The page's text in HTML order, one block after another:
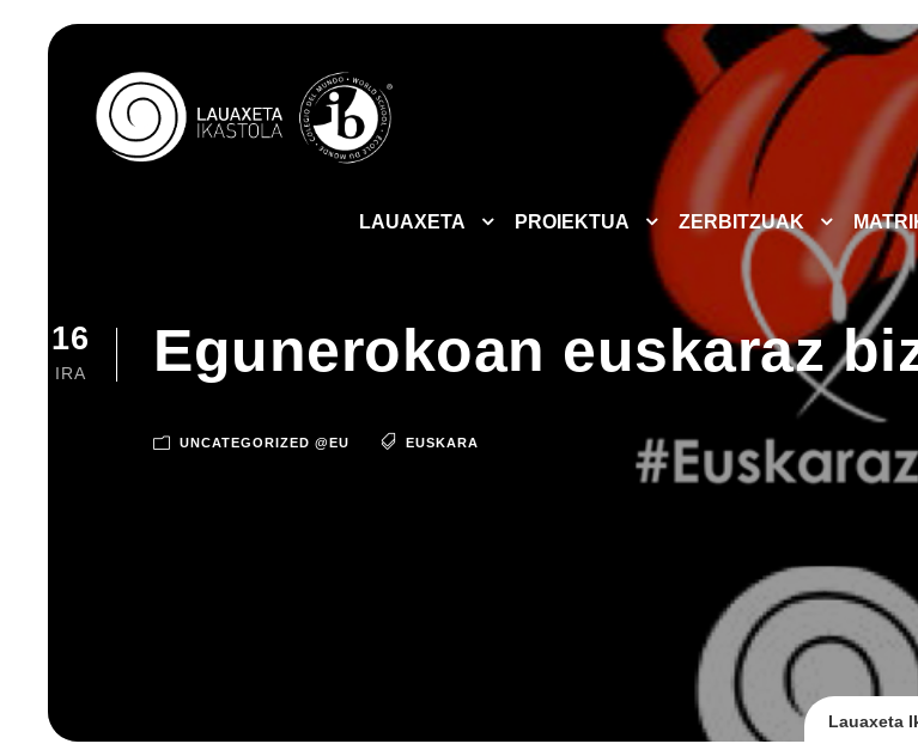
LAUAXETA PROIEKTUA ZERBITZUAK
16
IRA Egunerokoan euskaraz
UNCATEGORIZED @EU EUSKARA
Lauaxeta